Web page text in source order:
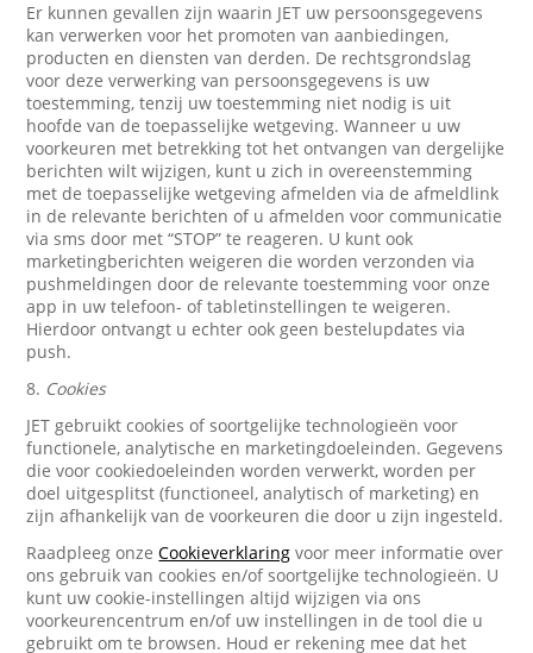
Er kunnen gevallen zijn waarin JET uw persoonsgegevens
kan verwerken voor het promoten van aanbiedingen,
producten en diensten van derden. De rechtsgrondslag
voor deze verwerking van persoonsgegevens is uw
toestemming, tenzij uw toestemming niet nodig is uit
hoofde van de toepasselijke wetgeving. Wanneer u uw
voorkeuren met betrekking tot het ontvangen van dergelijke
berichten wilt wijzigen, kunt u zich in overeenstemming
met de toepasselijke wetgeving afmelden via de afmeldlink
in de relevante berichten of u afmelden voor communicatie
via sms door met “STOP” te reageren. U kunt ook
marketingberichten weigeren die worden verzonden via
pushmeldingen door de relevante toestemming voor onze
app in uw telefoon- of tabletinstellingen te weigeren.
Hierdoor ontvangt u echter ook geen bestelupdates via
push.
8. Cookies
JET gebruikt cookies of soortgelijke technologieën voor
functionele, analytische en marketingdoeleinden. Gegevens
die voor cookiedoeleinden worden verwerkt, worden per
doel uitgesplitst (functioneel, analytisch of marketing) en
zijn afhankelijk van de voorkeuren die door u zijn ingesteld.
Raadpleeg onzeCookieverklaring voor meer informatie over
ons gebruik van cookies en/of soortgelijke technologieën. U
kunt uw cookie-instellingen altijd wijzigen via ons
voorkeurencentrum en/of uw instellingen in de tool die u
gebruikt om te browsen. Houd er rekening mee dat het